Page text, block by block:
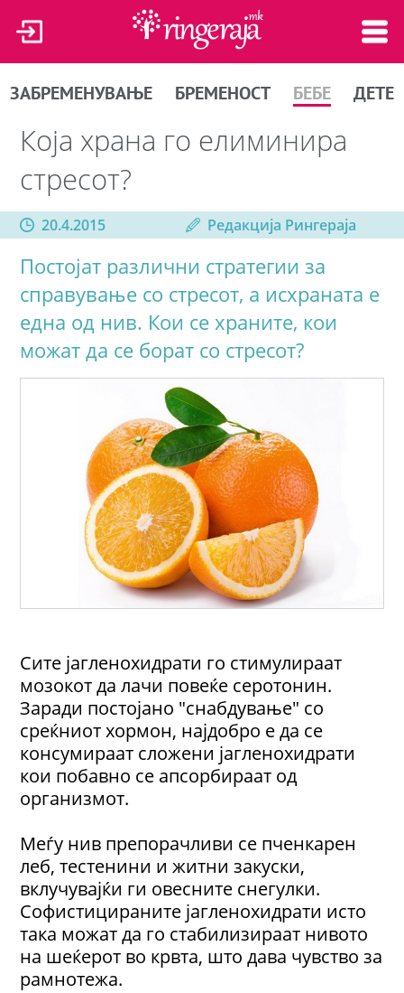
ЗАБРЕМЕНУВАЊЕ БРЕМЕНОСТ БЕБЕ ДЕТЕ
Која храна го елиминира
стресот?
20.4.2015 Редакција Рингераја
Постојат различни стратегии за
справување со стресот, а исхраната е
една од нив. Кои се храните, кои
можат да се борат со стресот?
Сите јагленохидрати го стимулираат
мозокот да лачи повеќе серотонин.
Заради постојано "снабдување" со
среќниот хормон, најдобро е да се
консумираат сложени јагленохидрати
кои побавно се апсорбираат од
организмот.
Меѓу нив препорачливи се пченкарен
леб, тестенини и житни закуски,
вклучувајќи ги овесните снегулки.
Софистицираните јагленохидрати исто
така можат да го стабилизираат нивото
на шеќерот во крвта, што дава чувство за
рамнотежа.